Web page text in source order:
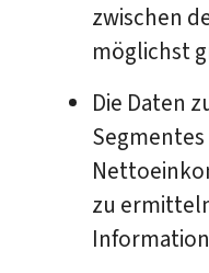
zwischen
möglichst
Die Daten
zu